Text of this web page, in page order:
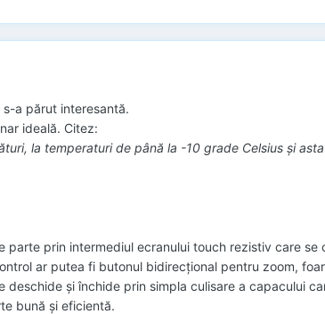
a părut interesantă.
ideală. Citez:
la temperaturi de până la -10 grade Celsius şi
parte prin intermediul ecranului touch rezistiv care
ar putea fi butonul bidirecţional pentru zoom,
şi închide prin simpla culisare a capacului
bună și eficientă.